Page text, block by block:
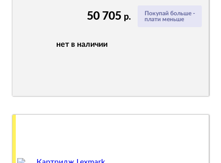
Покупай больше -
плати меньше
50 705 р.
нет в наличии